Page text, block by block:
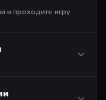
и проходите игру